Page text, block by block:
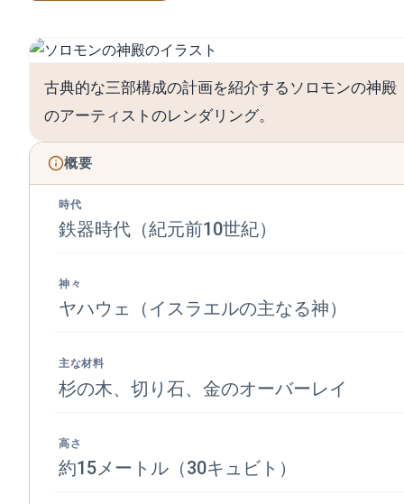
古典的な三部構成の計画を紹介するソロモンの神殿
のアーティストのレンダリング。
概要
時代
鉄器時代（紀元前10世紀）
神々
ヤハウェ（イスラエルの主なる神）
主な材料
杉の木、切り石、金のオーバーレイ
高さ
約15メートル（30キュビト）